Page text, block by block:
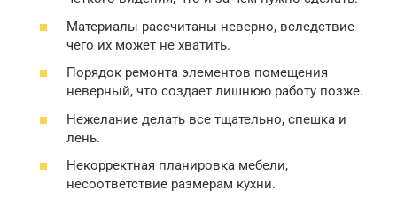
Материалы рассчитаны неверно, вследствие
чего их может не хватить.
Порядок ремонта элементов помещения
неверный, что создает лишнюю работу позже.
Нежелание делать все тщательно, спешка и
лень.
Некорректная планировка мебели,
несоответствие размерам кухни.